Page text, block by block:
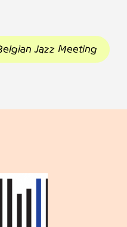
Jazz Meeting